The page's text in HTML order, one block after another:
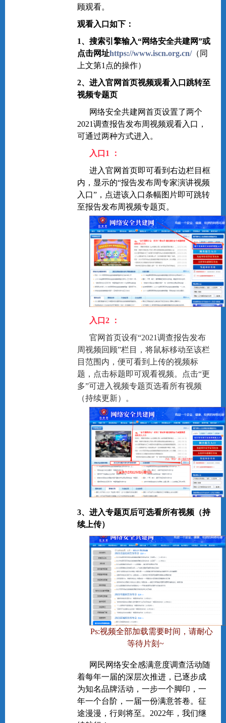
顾观看。
观看入口如下：
1、搜索引擎输入“网络安全共建网”或
点击网址https://www.iscn.org.cn/（同
上文第1点的操作）
2、进入官网首页视频观看入口跳转至
视频专题页
网络安全共建网首页设置了两个
2021调查报告发布周视频观看入口，
可通过两种方式进入。
入口1 ：
进入官网首页即可看到右边栏目框
内，显示的“报告发布周专家演讲视频
入口”，点进该入口条幅图片即可跳转
至报告发布周视频专题页。
入口2 ：
官网首页设有“2021调查报告发布
周视频回顾”栏目，将鼠标移动至该栏
目范围内，便可看到上传的视频标
题，点击标题即可观看视频。点击“更
多”可进入视频专题页选看所有视频
（持续更新）。
3、进入专题页后可选看所有视频（持
续上传）
Ps:视频全部加载需要时间，请耐心
等待片刻~
网民网络安全感满意度调查活动随
着每年一届的深层次推进，已逐步成
为知名品牌活动，一步一个脚印，一
年一个台阶，一届一份满意答卷。征
途漫漫，行则将至。2022年，我们继